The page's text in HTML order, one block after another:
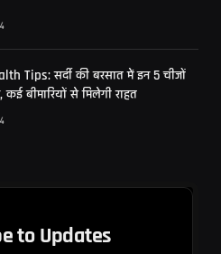
Tips: सर्दी की बरसात में इन 5 चीजों
बीमारियों से मिलेगी राहत
to Updates